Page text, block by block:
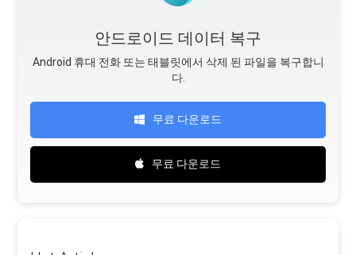
안드로이드 데이터 복구
Android 휴대 전화 또는 태블릿에서 삭제 된 파일을 복구합니
다.
무료 다운로드
무료 다운로드